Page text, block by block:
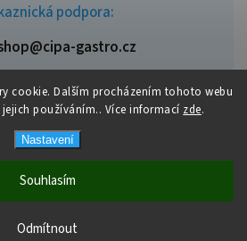
cookie. Dalším procházením tohoto webu
používáním.. Více informací zde.
Nastavení
Odmítnout
Souhlasím
objednávky 2.000 Kč, v případě nižší
podpora:
gastro.cz
Cipa-Gastro.cz. Všechna práva vyhrazena.
Upravit nastavení cookies
Shoptet | Design